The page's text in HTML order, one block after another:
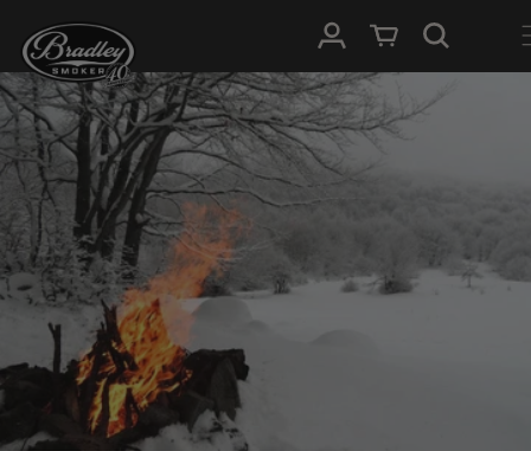
INNHOLDET
Logg InnHandlevogn